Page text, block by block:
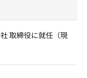
取締役に就任（現